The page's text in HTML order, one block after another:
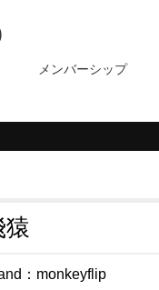
メンバーシップ
猿
： monkeyflip